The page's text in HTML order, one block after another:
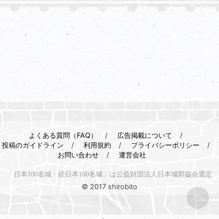
よくある質問（FAQ）
広告掲載について
投稿のガイドライン
利用規約
プライバシーポリシー
お問い合わせ
運営会社
「日本100名城・続日本100名城」は公益財団法人日本城郭協会選定
© 2017 shirobito